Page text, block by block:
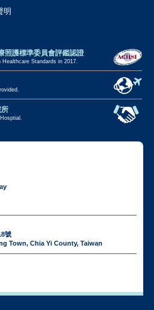
明
照護標準委員會評鑑認證
Standards in 2017.
號
Town, Chia Yi County, Taiwan